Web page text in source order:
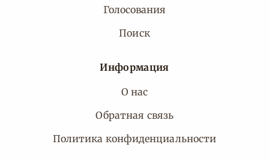
Голосования
Поиск
Информация
О нас
Обратная связь
Политика конфиденциальности